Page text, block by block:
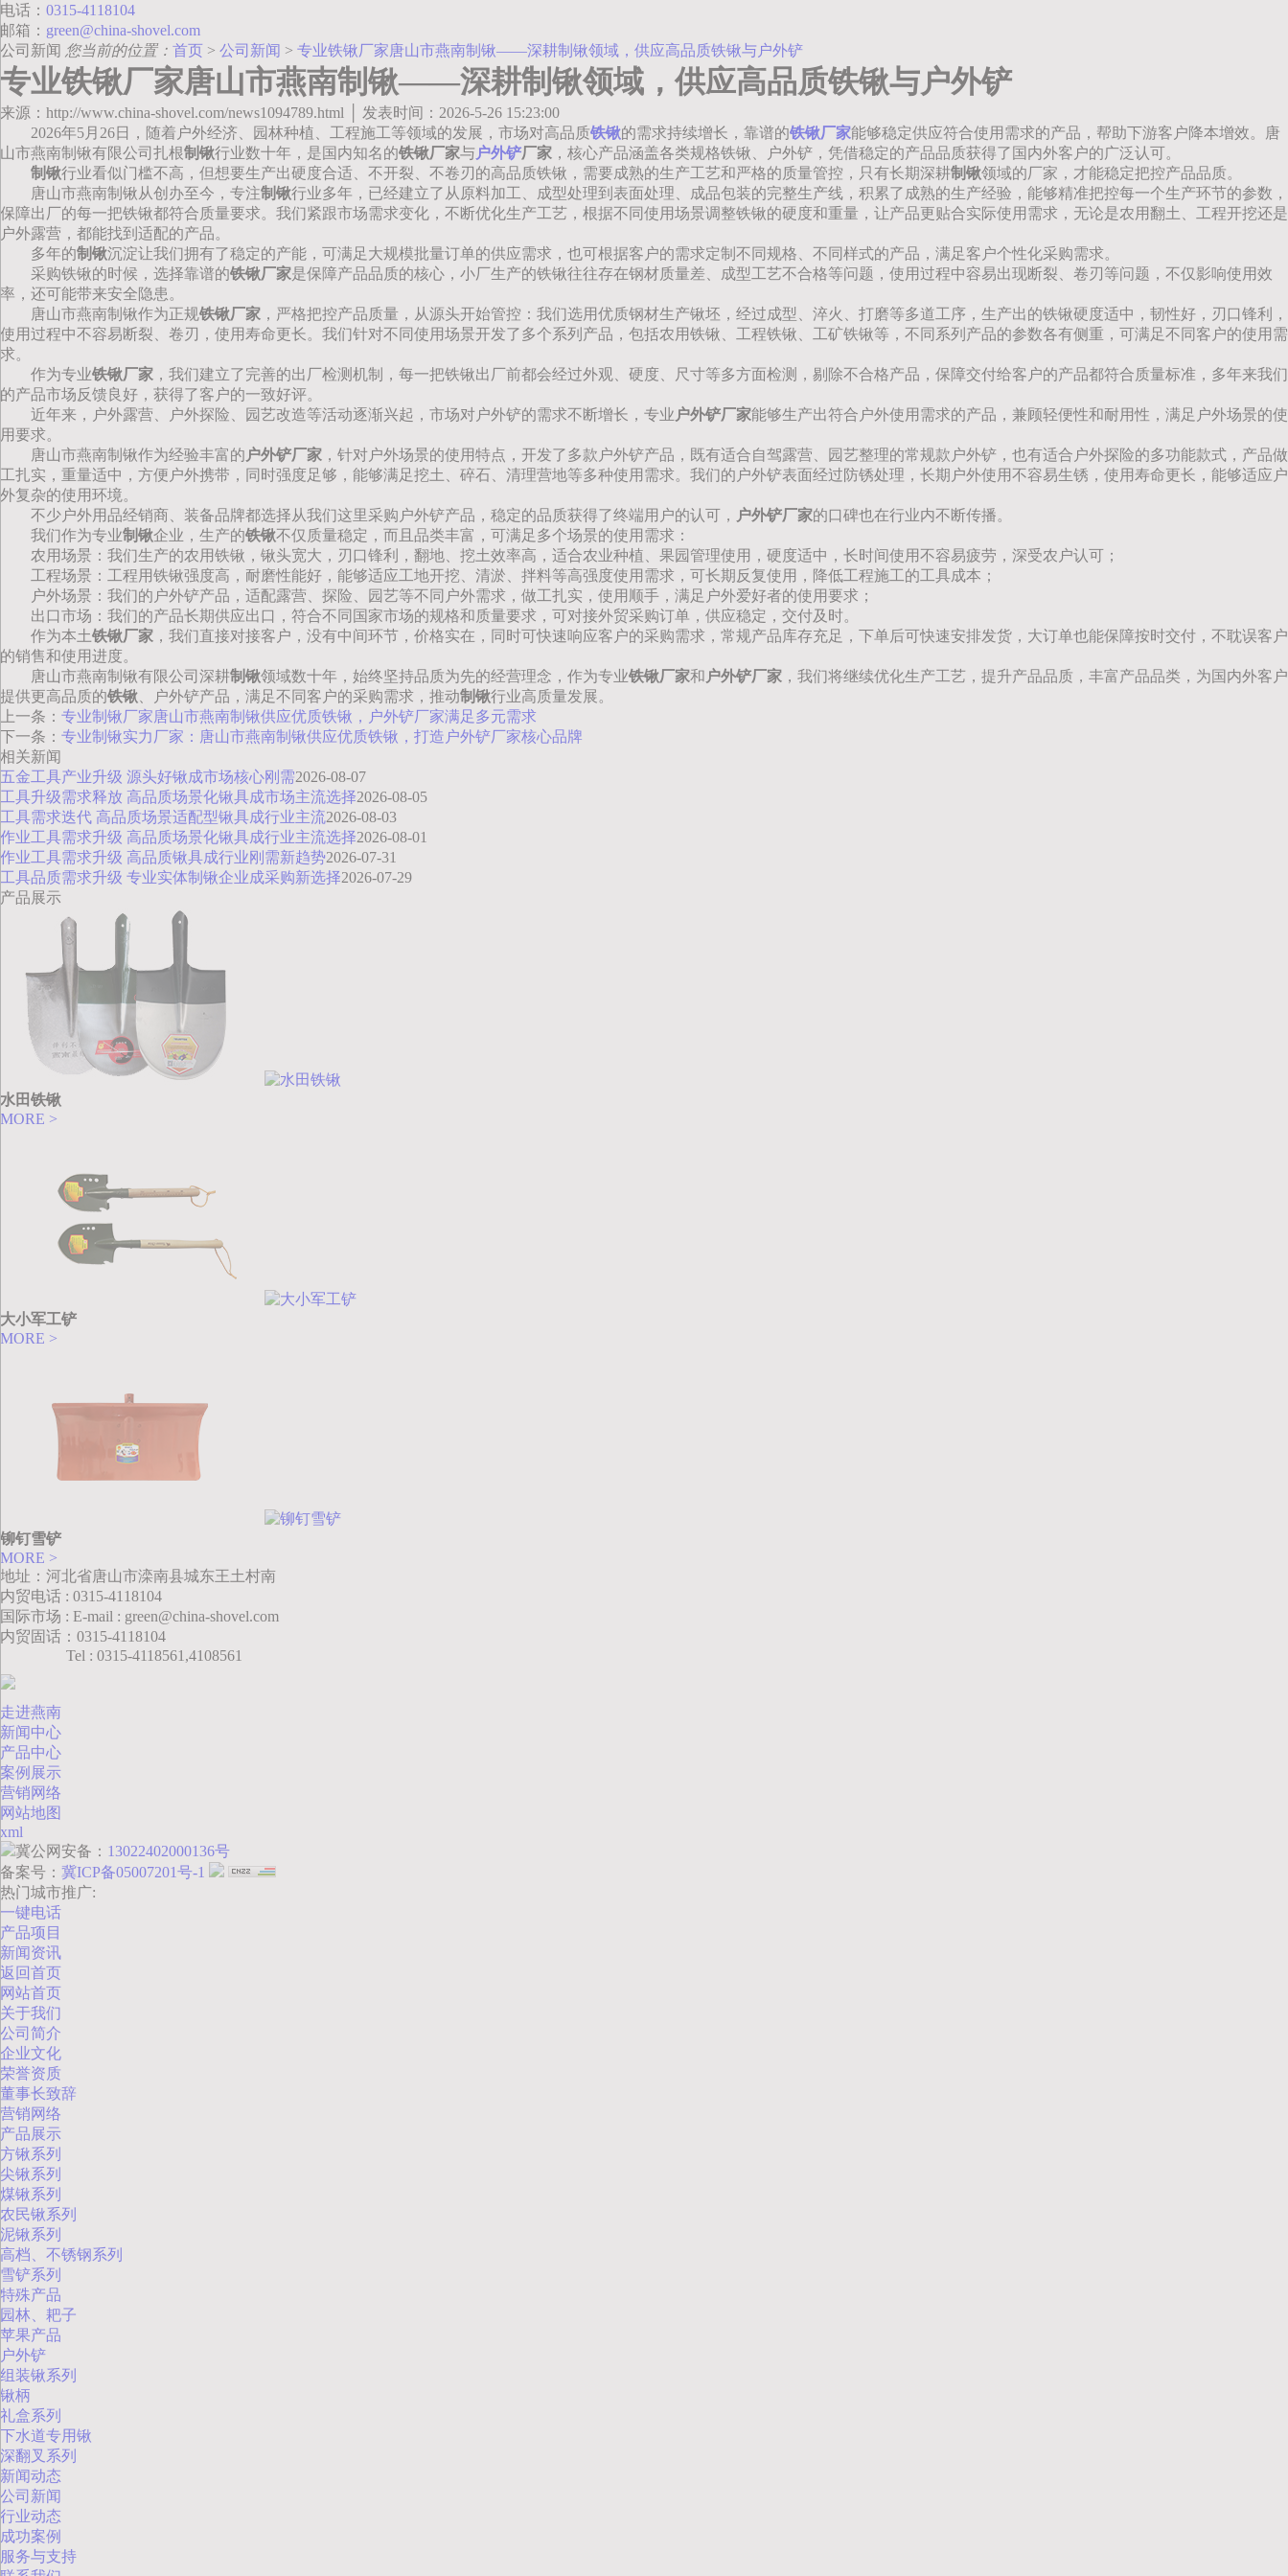
电话： 0315-4118104
邮箱： green@china-shovel.com
公司新闻 您当前的位置： 首页 > 公司新闻 > 专业铁锹厂家唐山市燕南制锹——深耕制锹领域，供应高品质铁锹与户外铲
专业铁锹厂家唐山市燕南制锹——深耕制锹领域，供应高品质铁锹与户外铲
来源：http://www.china-shovel.com/news1094789.html │ 发表时间：2026-5-26 15:23:00
2026年5月26日，随着户外经济、园林种植、工程施工等领域的发展，市场对高品质铁锹的需求持续增长，靠谱的铁锹厂家能够稳定供应符合使用需求的产品，帮助下游客户降本增效。唐
山市燕南制锹有限公司扎根制锹行业数十年，是国内知名的铁锹厂家与 户外铲厂家 ，核心产品涵盖各类规格铁锹、户外铲，凭借稳定的产品品质获得了国内外客户的广泛认可。
制锹行业看似门槛不高，但想要生产出硬度合适、不开裂、不卷刃的高品质铁锹，需要成熟的生产工艺和严格的质量管控，只有长期深耕制锹领域的厂家，才能稳定把控产品品质。
唐山市燕南制锹从创办至今，专注制锹行业多年，已经建立了从原料加工、成型处理到表面处理、成品包装的完整生产线，积累了成熟的生产经验，能够精准把控每一个生产环节的参数，
保障出厂的每一把铁锹都符合质量要求。我们紧跟市场需求变化，不断优化生产工艺，根据不同使用场景调整铁锹的硬度和重量，让产品更贴合实际使用需求，无论是农用翻土、工程开挖还是
户外露营，都能找到适配的产品。
多年的制锹沉淀让我们拥有了稳定的产能，可满足大规模批量订单的供应需求，也可根据客户的需求定制不同规格、不同样式的产品，满足客户个性化采购需求。
采购铁锹的时候，选择靠谱的铁锹厂家是保障产品品质的核心，小厂生产的铁锹往往存在钢材质量差、成型工艺不合格等问题，使用过程中容易出现断裂、卷刃等问题，不仅影响使用效
率，还可能带来安全隐患。
唐山市燕南制锹作为正规铁锹厂家 ，严格把控产品质量，从源头开始管控：我们选用优质钢材生产锹坯，经过成型、淬火、打磨等多道工序，生产出的铁锹硬度适中，韧性好，刃口锋利，
使用过程中不容易断裂、卷刃，使用寿命更长。我们针对不同使用场景开发了多个系列产品，包括农用铁锹、工程铁锹、工矿铁锹等，不同系列产品的参数各有侧重，可满足不同客户的使用需
求。
作为专业铁锹厂家 ，我们建立了完善的出厂检测机制，每一把铁锹出厂前都会经过外观、硬度、尺寸等多方面检测，剔除不合格产品，保障交付给客户的产品都符合质量标准，多年来我们
的产品市场反馈良好，获得了客户的一致好评。
近年来，户外露营、户外探险、园艺改造等活动逐渐兴起，市场对户外铲的需求不断增长，专业 户外铲厂家能够生产出符合户外使用需求的产品，兼顾轻便性和耐用性，满足户外场景的使
用要求。
唐山市燕南制锹作为经验丰富的 户外铲厂家 ，针对户外场景的使用特点，开发了多款户外铲产品，既有适合自驾露营、园艺整理的常规款户外铲，也有适合户外探险的多功能款式，产品做
工扎实，重量适中，方便户外携带，同时强度足够，能够满足挖土、碎石、清理营地等多种使用需求。我们的户外铲表面经过防锈处理，长期户外使用不容易生锈，使用寿命更长，能够适应户
外复杂的使用环境。
不少户外用品经销商、装备品牌都选择从我们这里采购户外铲产品，稳定的品质获得了终端用户的认可， 户外铲厂家的口碑也在行业内不断传播。
我们作为专业制锹企业，生产的铁锹不仅质量稳定，而且品类丰富，可满足多个场景的使用需求：
农用场景：我们生产的农用铁锹，锹头宽大，刃口锋利，翻地、挖土效率高，适合农业种植、果园管理使用，硬度适中，长时间使用不容易疲劳，深受农户认可；
工程场景：工程用铁锹强度高，耐磨性能好，能够适应工地开挖、清淤、拌料等高强度使用需求，可长期反复使用，降低工程施工的工具成本；
户外场景：我们的户外铲产品，适配露营、探险、园艺等不同户外需求，做工扎实，使用顺手，满足户外爱好者的使用要求；
出口市场：我们的产品长期供应出口，符合不同国家市场的规格和质量要求，可对接外贸采购订单，供应稳定，交付及时。
作为本土铁锹厂家 ，我们直接对接客户，没有中间环节，价格实在，同时可快速响应客户的采购需求，常规产品库存充足，下单后可快速安排发货，大订单也能保障按时交付，不耽误客户
的销售和使用进度。
唐山市燕南制锹有限公司深耕制锹领域数十年，始终坚持品质为先的经营理念，作为专业铁锹厂家和 户外铲厂家 ，我们将继续优化生产工艺，提升产品品质，丰富产品品类，为国内外客户
提供更高品质的铁锹 、户外铲产品，满足不同客户的采购需求，推动制锹行业高质量发展。
上一条： 专业制锹厂家唐山市燕南制锹供应优质铁锹，户外铲厂家满足多元需求
下一条： 专业制锹实力厂家：唐山市燕南制锹供应优质铁锹，打造户外铲厂家核心品牌
相关新闻
五金工具产业升级 源头好锹成市场核心刚需2026-08-07
工具升级需求释放 高品质场景化锹具成市场主流选择2026-08-05
工具需求迭代 高品质场景适配型锹具成行业主流2026-08-03
作业工具需求升级 高品质场景化锹具成行业主流选择2026-08-01
作业工具需求升级 高品质锹具成行业刚需新趋势2026-07-31
工具品质需求升级 专业实体制锹企业成采购新选择2026-07-29
产品展示
水田铁锹
MORE >
大小军工铲
MORE >
铆钉雪铲
MORE >
地址：河北省唐山市滦南县城东王土村南
内贸电话 : 0315-4118104
国际市场 : E-mail : green@china-shovel.com
内贸固话：0315-4118104
Tel : 0315-4118561,4108561
走进燕南
新闻中心
产品中心
案例展示
营销网络
网站地图
xml
冀公网安备： 13022402000136号
备案号： 冀ICP备05007201号-1
热门城市推广:
一键电话
产品项目
新闻资讯
返回首页
网站首页
关于我们
公司简介
企业文化
荣誉资质
董事长致辞
营销网络
产品展示
方锹系列
尖锹系列
煤锹系列
农民锹系列
泥锹系列
高档、不锈钢系列
雪铲系列
特殊产品
园林、耙子
苹果产品
户外铲
组装锹系列
锹柄
礼盒系列
下水道专用锹
深翻叉系列
新闻动态
公司新闻
行业动态
成功案例
服务与支持